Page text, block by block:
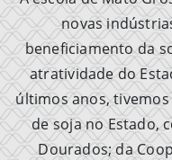
novas
beneficiamento da
atratividade do
últimos anos,
de soja no Estado,
Dourados; da